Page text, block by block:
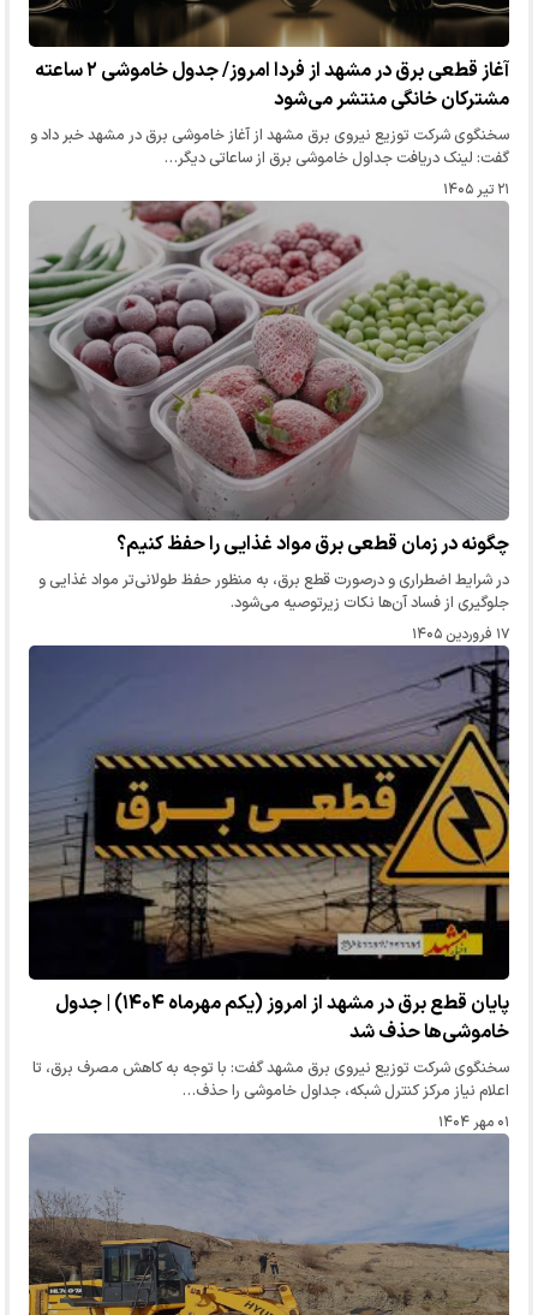
آغاز قطعی برق در مشهد از فردا امروز/ جدول خاموشی ۲ ساعته
مشترکان خانگی منتشر می‌شود
سخنگوی شرکت توزیع نیروی برق مشهد از آغاز خاموشی برق در مشهد خبر داد و
گفت: لینک دریافت جداول خاموشی برق از ساعاتی دیگر…
۲۱ تیر ۱۴۰۵
چگونه در زمان قطعی برق مواد غذایی را حفظ کنیم؟
در شرایط اضطراری و درصورت قطع برق، به منظور حفظ طولانی‌تر مواد غذایی و
جلوگیری از فساد آن‌ها نکات زیرتوصیه می‌شود.
۱۷ فروردین ۱۴۰۵
پایان قطع برق در مشهد از امروز (یکم مهرماه ۱۴۰۴) | جدول
خاموشی‌ها حذف شد
سخنگوی شرکت توزیع نیروی برق مشهد گفت: با توجه به کاهش مصرف برق، تا
اعلام نیاز مرکز کنترل شبکه، جداول خاموشی را حذف…
۰۱ مهر ۱۴۰۴